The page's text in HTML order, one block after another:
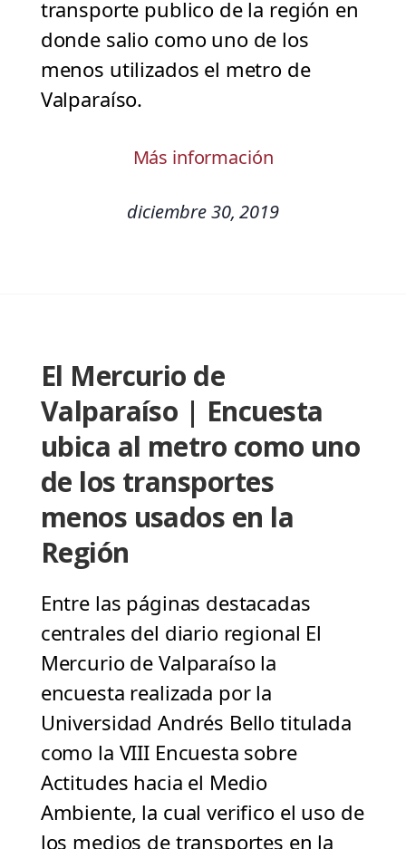
transporte publico de la región en
donde salio como uno de los
menos utilizados el metro de
Valparaíso.
Más información
diciembre 30, 2019
El Mercurio de
Valparaíso | Encuesta
ubica al metro como uno
de los transportes
menos usados en la
Región
Entre las páginas destacadas
centrales del diario regional El
Mercurio de Valparaíso la
encuesta realizada por la
Universidad Andrés Bello titulada
como la VIII Encuesta sobre
Actitudes hacia el Medio
Ambiente, la cual verifico el uso de
los medios de transportes en la